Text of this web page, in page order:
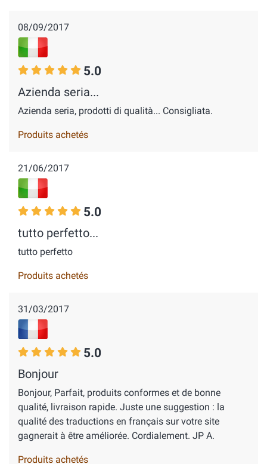
08/09/2017
5.0
Azienda seria...
Azienda seria, prodotti di qualità... Consigliata.
Produits achetés
21/06/2017
5.0
tutto perfetto...
tutto perfetto
Produits achetés
31/03/2017
5.0
Bonjour
Bonjour, Parfait, produits conformes et de bonne
qualité, livraison rapide. Juste une suggestion : la
qualité des traductions en français sur votre site
gagnerait à être améliorée. Cordialement. JP A.
Produits achetés